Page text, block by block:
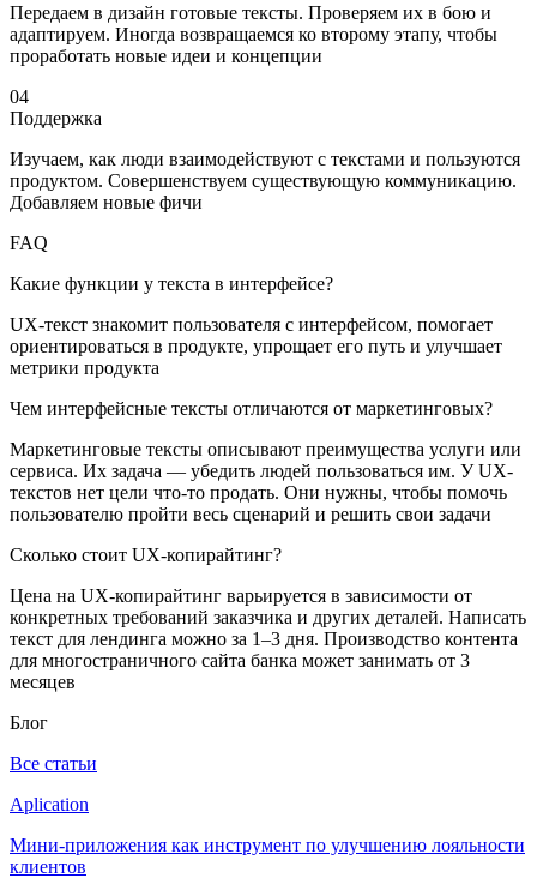
Передаем в дизайн готовые тексты. Проверяем их в бою и
адаптируем. Иногда возвращаемся ко второму этапу, чтобы
проработать новые идеи и концепции
04
Поддержка
Изучаем, как люди взаимодействуют с текстами и пользуются
продуктом. Совершенствуем существующую коммуникацию.
Добавляем новые фичи
FAQ
Какие функции у текста в интерфейсе?
UX-текст знакомит пользователя с интерфейсом, помогает
ориентироваться в продукте, упрощает его путь и улучшает
метрики продукта
Чем интерфейсные тексты отличаются от маркетинговых?
Маркетинговые тексты описывают преимущества услуги или
сервиса. Их задача — убедить людей пользоваться им. У UX-
текстов нет цели что-то продать. Они нужны, чтобы помочь
пользователю пройти весь сценарий и решить свои задачи
Сколько стоит UX-копирайтинг?
Цена на UX-копирайтинг варьируется в зависимости от
конкретных требований заказчика и других деталей. Написать
текст для лендинга можно за 1–3 дня. Производство контента
для многостраничного сайта банка может занимать от 3
месяцев
Блог
Все статьи
Aplication
Мини-приложения как инструмент по улучшению лояльности
клиентов